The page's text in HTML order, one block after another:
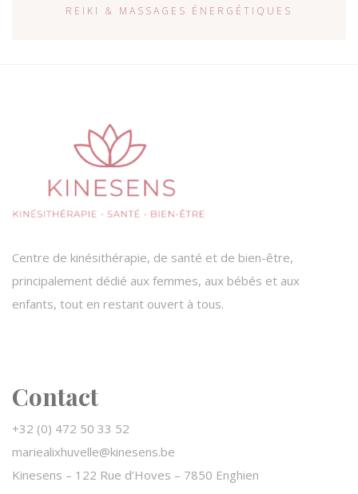
REIKI & MASSAGES ÉNERGÉTIQUES
Centre de kinésithérapie, de santé et de bien-être,
principalement dédié aux femmes, aux bébés et aux
enfants, tout en restant ouvert à tous.
Contact
+32 (0) 472 50 33 52
mariealixhuvelle@kinesens.be
Kinesens – 122 Rue d’Hoves – 7850 Enghien